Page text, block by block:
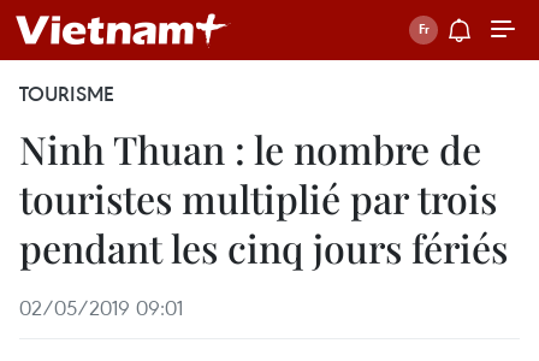
TOURISME
Ninh Thuan : le nombre de
touristes multiplié par trois
pendant les cinq jours fériés
02/05/2019 09:01